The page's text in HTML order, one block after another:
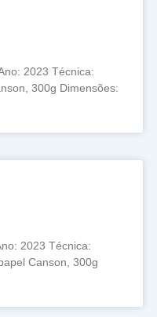
2023 Técnica:
300g Dimensões:
2023 Técnica:
Canson, 300g